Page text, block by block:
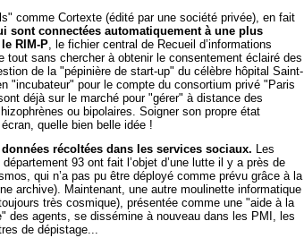
comme Cortexte (édité par une société privée), en fait
sont connectées automatiquement à une plus
RIM-P , le fichier central de Recueil d’informations
tout sans chercher à obtenir le consentement éclairé des
de la "pépinière de start-up" du célèbre hôpital Saint-
"incubateur" pour le compte du consortium privé "Paris
déjà sur le marché pour "gérer" à distance des
ou bipolaires. Soigner son propre état
quelle bien belle idée !
récoltées dans les services sociaux. Les
93 ont fait l’objet d’une lutte il y a près de
qui n’a pas pu être déployé comme prévu grâce à la
archive). Maintenant, une autre moulinette informatique
très cosmique), présentée comme une "aide à la
des agents, se dissémine à nouveau dans les PMI, les
de dépistage...